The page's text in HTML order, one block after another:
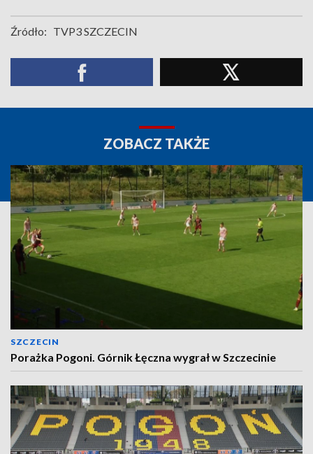
Źródło: TVP3 SZCZECIN
ZOBACZ TAKŻE
SZCZECIN
Porażka Pogoni. Górnik Łęczna wygrał w Szczecinie